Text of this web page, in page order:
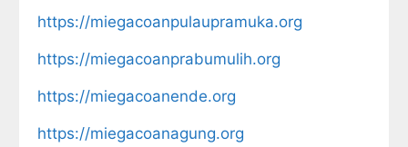
https://miegacoanpulaupramuka.org
https://miegacoanprabumulih.org
https://miegacoanende.org
https://miegacoanagung.org